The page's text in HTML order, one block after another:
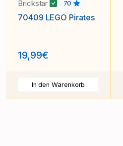
Brickstar 70
70409 LEGO Pirates
19,99€
In den Warenkorb